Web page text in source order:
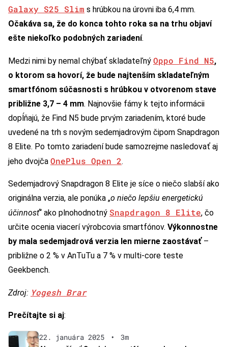
Galaxy S25 Slim s hrúbkou na úrovni iba 6,4 mm.
Očakáva sa, že do konca tohto roka sa na trhu objaví
ešte niekoľko podobných zariadení.
Medzi nimi by nemal chýbať skladateľný Oppo Find N5,
o ktorom sa hovorí, že bude najtenším skladateľným
smartfónom súčasnosti s hrúbkou v otvorenom stave
približne 3,7 – 4 mm. Najnovšie fámy k tejto informácii
dopĺňajú, že Find N5 bude prvým zariadením, ktoré bude
uvedené na trh s novým sedemjadrovým čipom Snapdragon
8 Elite. Po tomto zariadení bude samozrejme nasledovať aj
jeho dvojča OnePlus Open 2.
Sedemjadrový Snapdragon 8 Elite je síce o niečo slabší ako
originálna verzia, ale ponúka „o niečo lepšiu energetickú
účinnosť“ ako plnohodnotný Snapdragon 8 Elite, čo
určite ocenia viacerí výrobcovia smartfónov. Výkonnostne
by mala sedemjadrová verzia len mierne zaostávať–
približne o 2 % v AnTuTu a 7 % v multi-core teste
Geekbench.
Zdroj: Yogesh Brar
Prečítajte si aj:
22. januára 2025 •
3m